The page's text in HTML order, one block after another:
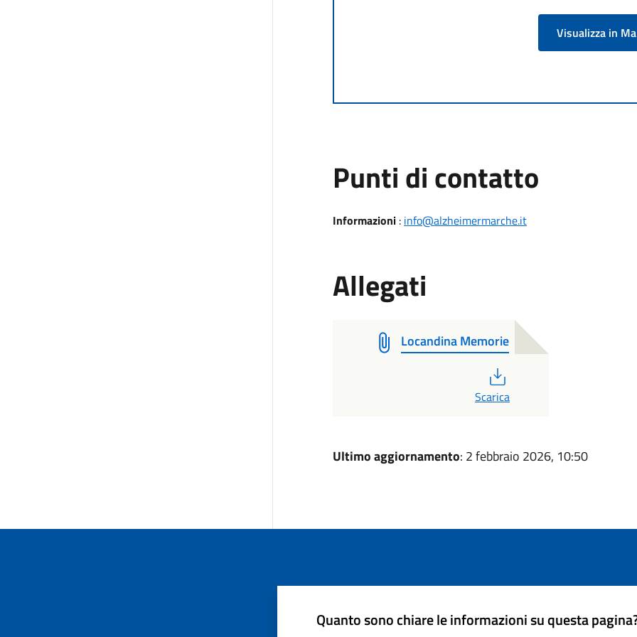
Visualizza in
Punti di contatto
Informazioni: info@alzheimermarche.it
Allegati
Locandina Memorie
Scarica
Ultimo aggiornamento: 2 febbraio 2026, 10:50
Quanto sono chiare le informazioni su questa